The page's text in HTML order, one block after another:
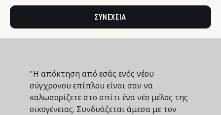
ΣΥΝΈΧΕΙΑ
"Η απόκτηση από εσάς ενός νέου
σύγχρονου επίπλου είναι σαν να
καλωσορίζετε στο σπίτι ένα νέο μέλος της
οικογένειας. Συνδυάζεται άμεσα με τον